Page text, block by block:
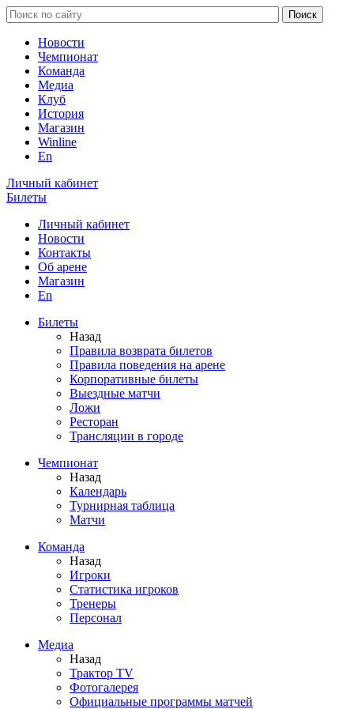
Новости
Чемпионат
Команда
Медиа
Клуб
История
Магазин
Winline
En
Личный кабинет
Билеты
Личный кабинет
Новости
Контакты
Об арене
Магазин
En
Билеты
Назад
Правила возврата билетов
Правила поведения на арене
Корпоративные билеты
Выездные матчи
Ложи
Ресторан
Трансляции в городе
Чемпионат
Назад
Календарь
Турнирная таблица
Матчи
Команда
Назад
Игроки
Статистика игроков
Тренеры
Персонал
Медиа
Назад
Трактор TV
Фотогалерея
Официальные программы матчей